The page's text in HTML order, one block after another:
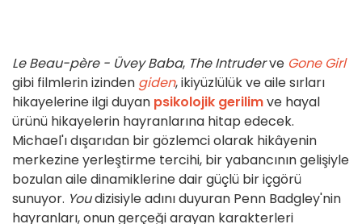
Le Beau-père - Üvey Baba, The Intruderve Gone Girl
gibi filmlerin izinden giden, ikiyüzlülük ve aile sırları
hikayelerine ilgi duyan psikolojik gerilimve hayal
ürünü hikayelerin hayranlarına hitap edecek.
Michael'ı dışarıdan bir gözlemci olarak hikâyenin
merkezine yerleştirme tercihi, bir yabancının gelişiyle
bozulan aile dinamiklerine dair güçlü bir içgörü
sunuyor. Youdizisiyle adını duyuran Penn Badgley'nin
hayranları, onun gerçeği arayan karakterleri